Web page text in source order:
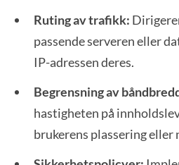
Ruting av trafikk:
passende serveren eller
IP-adressen deres.
Begrensning av
hastigheten på
brukerens plassering